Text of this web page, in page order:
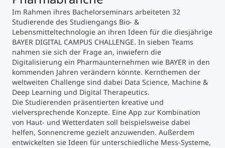
Technische Weiterbildung
Maßgeschneiderte Programme
Studienberatung
Executive Education Finder
Im Rahmen ihres Bachelorseminars arbeiteten 32
Studierende des Studiengangs Bio- &
Lebensmitteltechnologie an ihren Ideen für die diesjährige
BAYER DIGITAL CAMPUS CHALLENGE. In sieben Teams
nahmen sie sich der Frage an, inwiefern die
Digitalisierung ein Pharmaunternehmen wie BAYER in den
kommenden Jahren verändern könnte. Kernthemen der
weltweiten Challenge sind dabei Data Science, Machine &
Deep Learning und Digital Therapeutics.
Die Studierenden präsentierten kreative und
vielversprechende Konzepte. Eine App zur Kombination
von Haut- und Wetterdaten soll beispielsweise dabei
helfen, Sonnencreme gezielt anzuwenden. Außerdem
entwickelten sie Ideen für unterschiedliche Mess-Systeme,